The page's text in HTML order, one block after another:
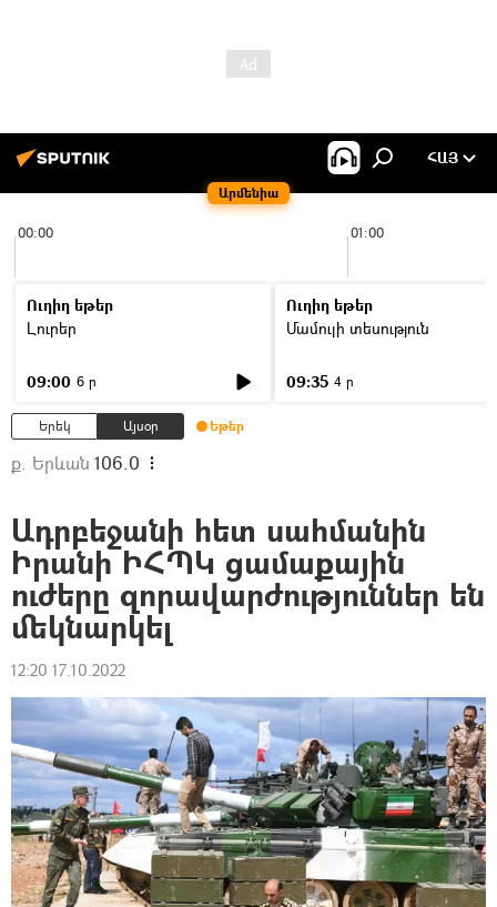
Արմենիա
ՀԱՅ
00:00 01:00
Ուղիղ եթեր
Լուրեր
09:00 6 ր
Ուղիղ եթեր
Մամուլի տեսություն
09:35 4 ր
Երեկ Այսօր Եթեր
ք. Երևան 106.0
Ադրբեջանի հետ սահմանին
Իրանի ԻՀՊԿ ցամաքային
ուժերը զորավարժություններ են
մեկնարկել
12:20 17.10.2022